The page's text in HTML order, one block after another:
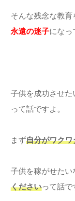
そんな残念な教育
永遠の迷子になっ
子供を成功させた
って話ですよ。
まず自分がワクワ
子供を稼がせたい
くださいって話で